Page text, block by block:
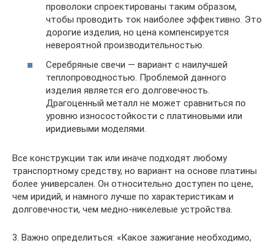
проволоки спроектированы таким образом,
чтобы проводить ток наиболее эффективно. Это
дорогие изделия, но цена компенсируется
невероятной производительностью.
Серебряные свечи — вариант с наилучшей
теплопроводностью. Проблемой данного
изделия является его долговечность.
Драгоценный металл не может сравниться по
уровню износостойкости с платиновыми или
иридиевыми моделями.
Все конструкции так или иначе подходят любому
транспортному средству, но вариант на основе платины
более универсален. Он относительно доступен по цене,
чем иридий, и намного лучше по характеристикам и
долговечности, чем медно-никелевые устройства.
3. Важно определиться: «Какое зажигание необходимо,